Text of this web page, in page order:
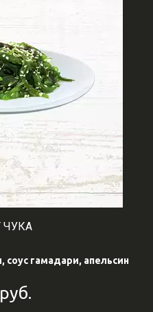
ЧУКА
гамадари, апельсин
руб.